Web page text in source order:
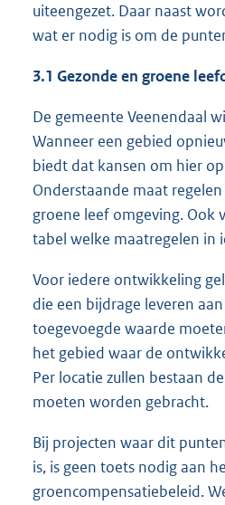
uiteengezet. Daar naast
wat er nodig is om de
3.1 Gezonde en groene
De gemeente Veenendaal
Wanneer een gebied
biedt dat kansen om hier
Onderstaande maat
groene leef omgeving. Ook
tabel welke maatregelen in
Voor iedere ontwikkeling
die een bijdrage leveren
toegevoegde waarde
het gebied waar de
Per locatie zullen bestaan
moeten worden gebracht.
Bij projecten waar dit
is, is geen toets nodig aan
groencompensatiebeleid.